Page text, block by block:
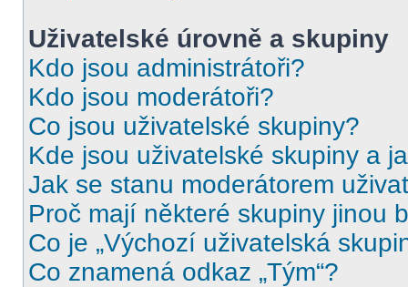
Uživatelské úrovně a skupiny
Kdo jsou administrátoři?
Kdo jsou moderátoři?
Co jsou uživatelské skupiny?
Kde jsou uživatelské skupiny a
Jak se stanu moderátorem
Proč mají některé skupiny jinou
Co je „Výchozí uživatelská
Co znamená odkaz „Tým“?